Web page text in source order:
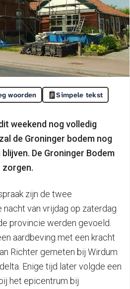
woorden Simpele tekst
weekend nog volledig
de Groninger bodem nog
De Groninger Bodem
zorgen.
zijn de twee
nacht van vrijdag op zaterdag
provincie werden gevoeld.
aardbeving met een kracht
Richter gemeten bij Wirdum
Enige tijd later volgde een
het epicentrum bij